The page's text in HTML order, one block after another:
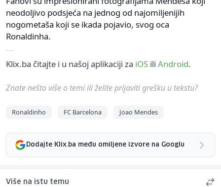
neodoljivo podsjeća na jednog od najomiljenijih
nogometaša koji se ikada pojavio, svog oca
Ronaldinha.
Klix.ba čitajte i u našoj aplikaciji za iOS ili Android.
Znate nešto više o temi ili želite prijaviti grešku u tekstu?
Ronaldinho FC Barcelona Joao Mendes
Dodajte Klix.ba među omiljene izvore na Googlu
Više na istu temu